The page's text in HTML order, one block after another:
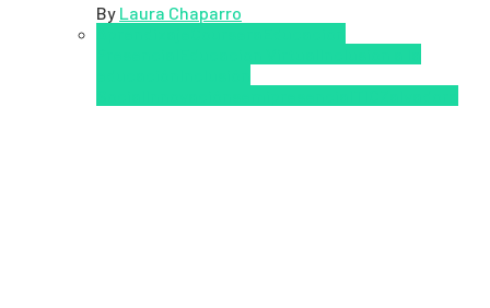
By Laura Chaparro